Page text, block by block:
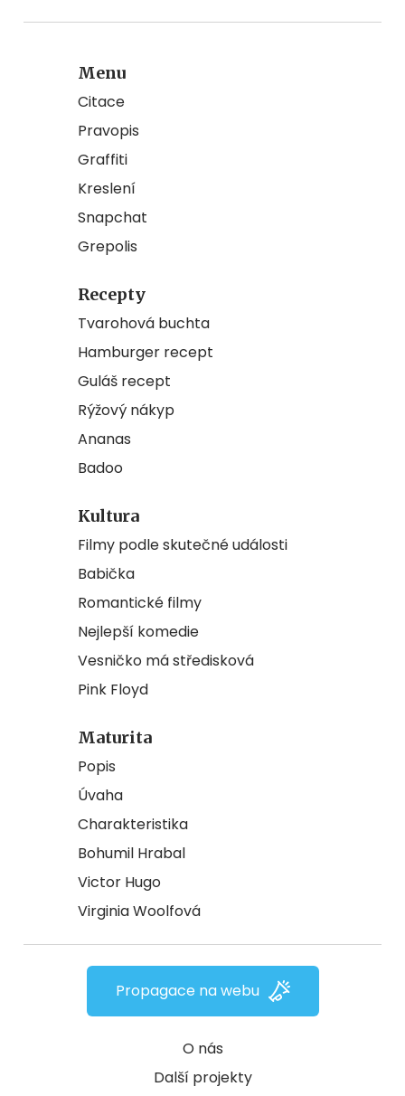
Menu
Citace
Pravopis
Graffiti
Kreslení
Snapchat
Grepolis
Recepty
Tvarohová buchta
Hamburger recept
Guláš recept
Rýžový nákyp
Ananas
Badoo
Kultura
Filmy podle skutečné události
Babička
Romantické filmy
Nejlepší komedie
Vesničko má středisková
Pink Floyd
Maturita
Popis
Úvaha
Charakteristika
Bohumil Hrabal
Victor Hugo
Virginia Woolfová
O nás
Další projekty
Propagace na webu